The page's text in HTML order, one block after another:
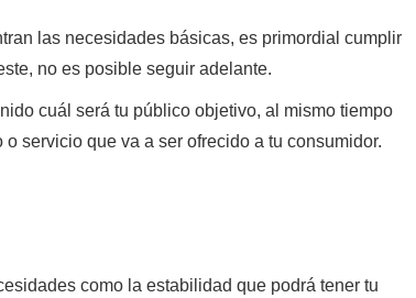
las necesidades básicas, es primordial cumplir
no es posible seguir adelante.
cuál será tu público objetivo, al mismo tiempo
servicio que va a ser ofrecido a tu consumidor.
como la estabilidad que podrá tener tu